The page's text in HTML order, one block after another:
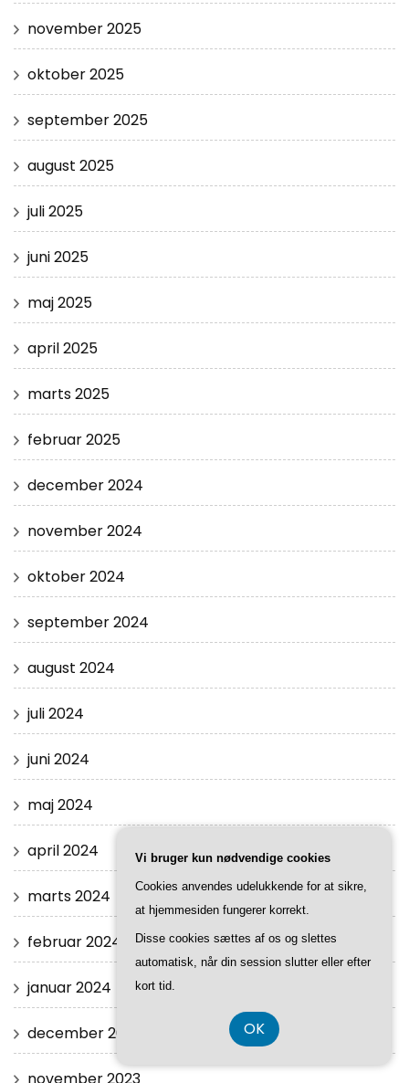
november 2025
oktober 2025
september 2025
august 2025
juli 2025
juni 2025
maj 2025
april 2025
marts 2025
februar 2025
december 2024
november 2024
oktober 2024
september 2024
august 2024
juli 2024
juni 2024
maj 2024
april 2024
marts 2024
februar 2024
januar 2024
december 2023
Vi bruger kun nødvendige cookies
Cookies anvendes udelukkende for at sikre,
at hjemmesiden fungerer korrekt.
Disse cookies sættes af os og slettes
automatisk, når din session slutter eller efter
kort tid.
OK